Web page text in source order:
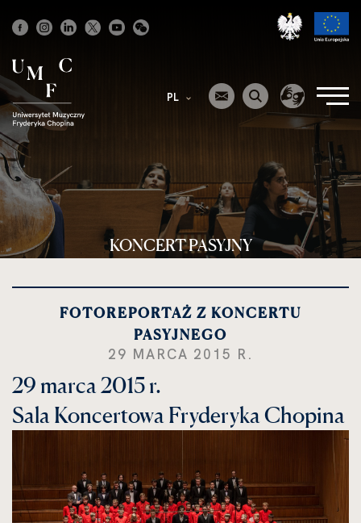
Strona
główna
PL
KONCERT PASYJNY
FOTOREPORTAŻ Z KONCERTU
PASYJNEGO
29 MARCA 2015 R.
29 marca 2015 r.
Sala Koncertowa Fryderyka Chopina